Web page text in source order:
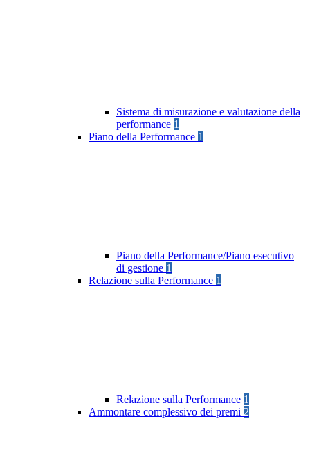
Sistema di misurazione e valutazione della
performance 1
Piano della Performance 1
Piano della Performance/Piano esecutivo
di gestione 1
Relazione sulla Performance 1
Relazione sulla Performance 1
Ammontare complessivo dei premi 2